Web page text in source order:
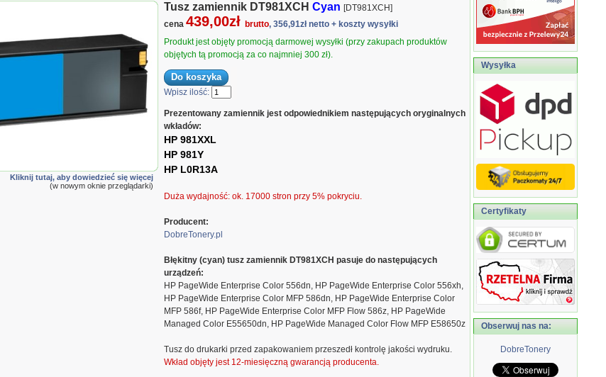
Kliknij tutaj, aby dowiedzieć się więcej
(w nowym oknie przeglądarki)
Tusz zamiennik DT981XCH Cyan [DT981XCH]
cena 439,00zł brutto, 356,91zł netto + koszty wysyłki
Produkt jest objęty promocją darmowej wysyłki (przy zakupach produktów
objętych tą promocją za co najmniej 300 zł).
Wpisz ilość:
Prezentowany zamiennik jest odpowiednikiem następujących oryginalnych
wkładów:
HP 981XXL
HP 981Y
HP L0R13A
Duża wydajność: ok. 17000 stron przy 5% pokryciu.
Producent:
DobreTonery.pl
Błękitny (cyan) tusz zamiennik DT981XCH pasuje do następujących
urządzeń:
HP PageWide Enterprise Color 556dn, HP PageWide Enterprise Color 556xh,
HP PageWide Enterprise Color MFP 586dn, HP PageWide Enterprise Color
MFP 586f, HP PageWide Enterprise Color MFP Flow 586z, HP PageWide
Managed Color E55650dn, HP PageWide Managed Color Flow MFP E58650z
Tusz do drukarki przed zapakowaniem przeszedł kontrolę jakości wydruku.
Wkład objęty jest 12-miesięczną gwarancją producenta.
Wysyłka
Certyfikaty
Obserwuj nas na:
DobreTonery